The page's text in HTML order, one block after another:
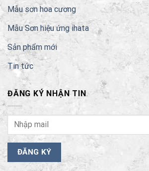
Mẫu sơn hoa cương
Mẫu Sơn hiệu ứng ihata
Sản phẩm mới
Tin tức
ĐĂNG KÝ NHẬN TIN